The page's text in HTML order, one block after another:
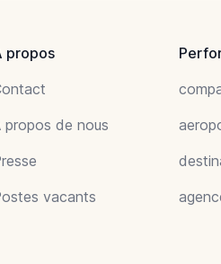
propos
propos de nous
vacants